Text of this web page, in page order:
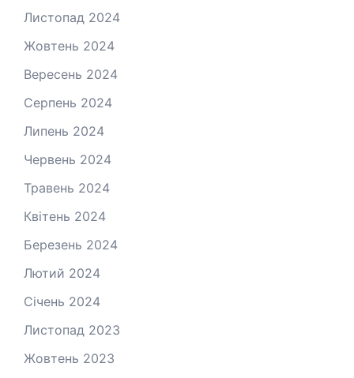
Листопад 2024
Жовтень 2024
Вересень 2024
Серпень 2024
Липень 2024
Червень 2024
Травень 2024
Квітень 2024
Березень 2024
Лютий 2024
Січень 2024
Листопад 2023
Жовтень 2023